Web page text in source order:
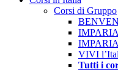
Corsi di Gruppo
VIVI
Tutti i